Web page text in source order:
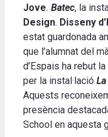
Jove. Batec, la
Design. Disseny
estat guardonada
que l’alumnat del
d’Espais ha rebut la
per la instal·lació
Aquests
presència
School en aquesta